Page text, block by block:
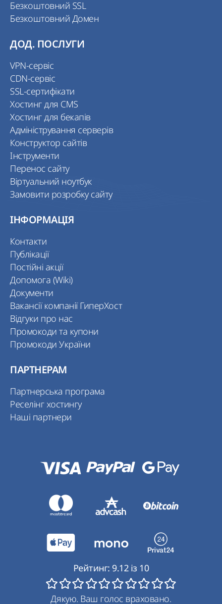
Безкоштовний SSL
Безкоштовний Домен
ДОД. ПОСЛУГИ
VPN-сервіс
CDN-сервіс
SSL-сертифікати
Хостинг для CMS
Хостинг для бекапів
Адміністрування серверів
Конструктор сайтів
Інструменти
Перенос сайту
Віртуальний ноутбук
Замовити розробку сайту
ІНФОРМАЦІЯ
Контакти
Публікації
Постійні акції
Допомога (Wiki)
Документи
Вакансії компанії ГиперХост
Відгуки про нас
Промокоди та купони
Промокоди України
ПАРТНЕРАМ
Партнерська програма
Реселінг хостингу
Наші партнери
Рейтинг: 9.12із 10
Дякую. Ваш голос враховано.